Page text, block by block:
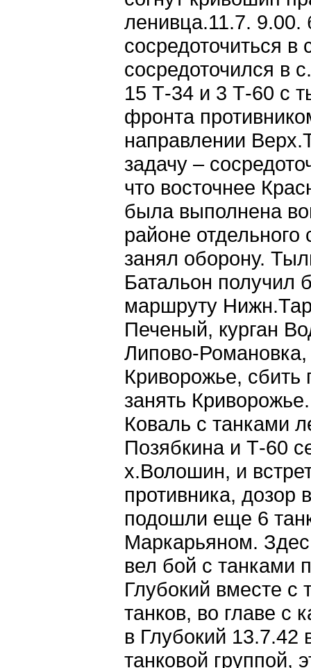
ленивца.11.7. 9.00.
сосредоточиться в
сосредоточился в
15 Т-34 и 3 Т-60 с
фронта
направлении
задачу –
что восточнее
была выполнена
районе
занял оборону.
Батальон получил
маршруту
Печеный, курган
Липово-Романовка,
Криворожье, сбить
занять
Коваль с танками
Позябкина и Т-60
х.Волошин, и
противника, дозор
подошли еще 6
Маркарьяном.
вел бой с танками
Глубокий вместе с
танков, во главе с
в Глубокий 13.7.42
танковой группой,